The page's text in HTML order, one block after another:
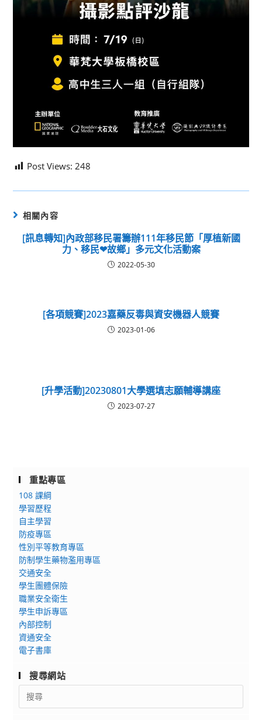
Post Views: 248
相關內容
[訊息轉知]內政部移民署籌辦111年移民節「厚植新國
力、移民❤故鄉」多元文化活動案
2022-05-30
[各項競賽]2023嘉藥反毒與資安機器人競賽
2023-01-06
[升學活動]20230801大學選填志願輔導講座
2023-07-27
重點專區
108 課綱
學習歷程
自主學習
防疫專區
性別平等教育專區
防制學生藥物濫用專區
交通安全
學生團體保險
職業安全衛生
學生申訴專區
內部控制
資通安全
電子書庫
搜尋網站
Search
for: